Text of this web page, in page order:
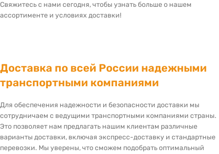
Свяжитесь с нами сегодня, чтобы узнать больше о нашем
ассортименте и условиях доставки!
Доставка по всей России надежными
транспортными компаниями
Для обеспечения надежности и безопасности доставки мы
сотрудничаем с ведущими транспортными компаниями страны.
Это позволяет нам предлагать нашим клиентам различные
варианты доставки, включая экспресс-доставку и стандартные
перевозки. Мы уверены, что сможем подобрать оптимальный